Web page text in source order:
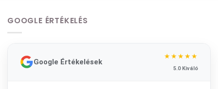
GOOGLE ÉRTÉKELÉS
Google Értékelések
★★★★★
5.0 Kiváló